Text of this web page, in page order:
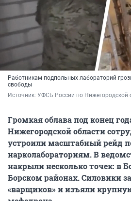
Работникам подпольных лабораторий
свободы
Источник: УФСБ России по Нижегородской
Громкая облава под конец
Нижегородской области
устроили масштабный рейд
нарколабораториям. В
накрыли несколько точек: в
Борском районах. Силовики
«варщиков» и изъяли